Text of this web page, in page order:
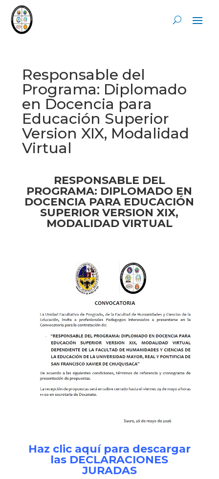
Responsable del
Programa: Diplomado
en Docencia para
Educación Superior
Version XIX, Modalidad
Virtual
RESPONSABLE DEL
PROGRAMA: DIPLOMADO EN
DOCENCIA PARA EDUCACIÓN
SUPERIOR VERSION XIX,
MODALIDAD VIRTUAL
Haz clic aquí para descargar
las DECLARACIONES
JURADAS